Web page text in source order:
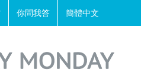
你問我答 簡體中文